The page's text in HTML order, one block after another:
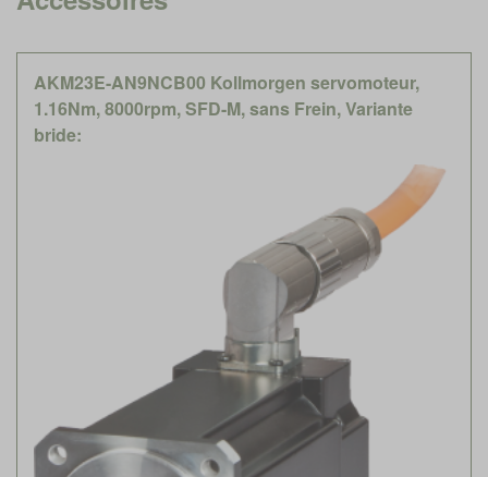
AKM23E-AN9NCB00 Kollmorgen servomoteur,
1.16Nm, 8000rpm, SFD-M, sans Frein, Variante
bride: